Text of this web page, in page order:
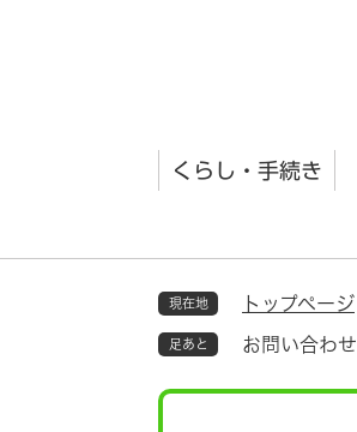
くらし・手続き
現在地 トップページ
足あと お問い合わせ